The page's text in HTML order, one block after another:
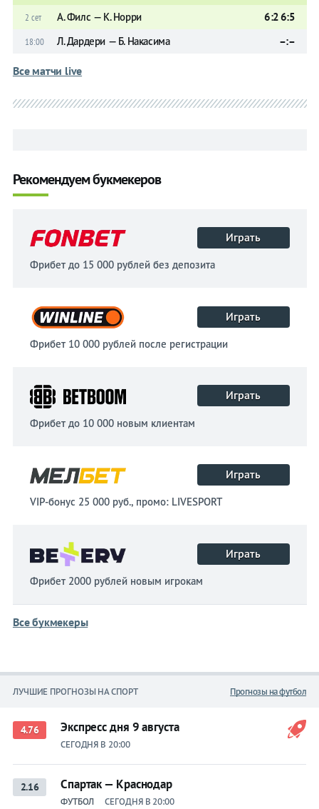
2 сет А. Филс — К. Норри 6:2 6:5
18:00 Л. Дардери — Б. Накасима –:–
Все матчи live
Рекомендуем букмекеров
Играть
Фрибет до 15 000 рублей без депозита
Играть
Фрибет 10 000 рублей после регистрации
Играть
Фрибет до 10 000 новым клиентам
Играть
VIP-бонус 25 000 руб., промо: LIVESPORT
Играть
Фрибет 2000 рублей новым игрокам
Все букмекеры
ЛУЧШИЕ ПРОГНОЗЫ НА СПОРТ Прогнозы на футбол
4.76 Экспресс дня 9 августа
СЕГОДНЯ В 20:00
2.16 Спартак — Краснодар
ФУТБОЛ СЕГОДНЯ В 20:00